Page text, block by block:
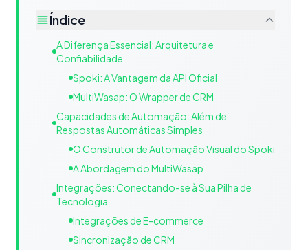
Índice
A Diferença Essencial: Arquitetura e
Confiabilidade
Spoki: A Vantagem da API Oficial
MultiWasap: O Wrapper de CRM
Capacidades de Automação: Além de
Respostas Automáticas Simples
O Construtor de Automação Visual do Spoki
A Abordagem do MultiWasap
Integrações: Conectando-se à Sua Pilha de
Tecnologia
Integrações de E-commerce
Sincronização de CRM